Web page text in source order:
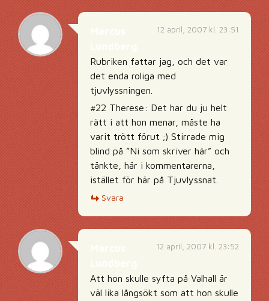
12 april, 2007 kl. 23:51
Rubriken fattar jag, och det var
det enda roliga med
tjuvlyssningen.
#22 Therese: Det har du ju helt
rätt i att hon menar, måste ha
varit trött förut ;) Stirrade mig
blind på ”Ni som skriver här” och
tänkte, här i kommentarerna,
istället för här på Tjuvlyssnat.
Svara
12 april, 2007 kl. 23:52
Att hon skulle syfta på Valhall är
väl lika långsökt som att hon skulle